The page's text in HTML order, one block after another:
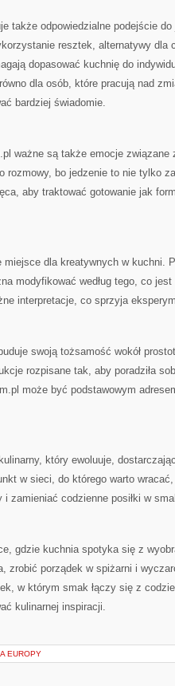
także odpowiedzialne podejście
resztek, alternatywy dla
dopasować kuchnię do
dla osób, które pracują nad
bardziej świadomie.
ważne są także emocje
rozmowy, bo jedzenie to nie tylko
aby traktować gotowanie jak
dla kreatywnych w kuchni.
modyfikować według tego, co
interpretacje, co sprzyja
swoją tożsamość wokół
rozpisane tak, aby poradziła
może być podstawowym
który ewoluuje,
w sieci, do którego warto
i zamieniać codzienne posiłki w
gdzie kuchnia spotyka się z
zrobić porządek w spiżarni i
w którym smak łączy się z
kulinarnej inspiracji.
EUROPY